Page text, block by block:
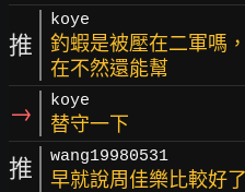
推
koye
釣蝦是被壓在二軍嗎
在不然還能幫
→ koye
替守一下
推 wang19980531
早就說周佳樂比較好了